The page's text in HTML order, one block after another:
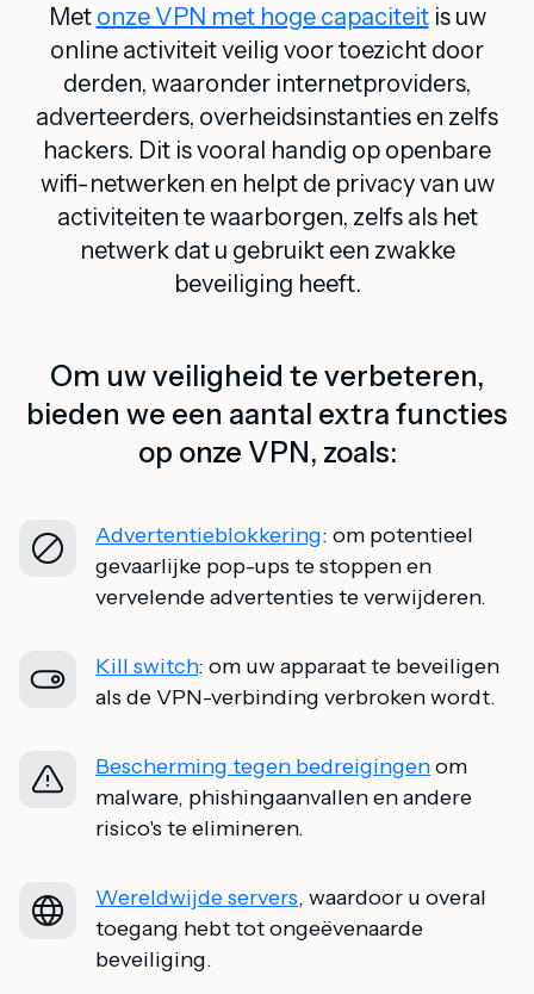
Met onze VPN met hoge capaciteitis uw
online activiteit veilig voor toezicht door
derden, waaronder internetproviders,
adverteerders, overheidsinstanties en zelfs
hackers. Dit is vooral handig op openbare
wifi-netwerken en helpt de privacy van uw
activiteiten te waarborgen, zelfs als het
netwerk dat u gebruikt een zwakke
beveiliging heeft.
Om uw veiligheid te verbeteren,
bieden we een aantal extra functies
op onze VPN, zoals:
Advertentieblokkering: om potentieel
gevaarlijke pop-ups te stoppen en
vervelende advertenties te verwijderen.
Kill switch: om uw apparaat te beveiligen
als de VPN-verbinding verbroken wordt.
Bescherming tegen bedreigingenom
malware, phishingaanvallen en andere
risico's te elimineren.
Wereldwijde servers, waardoor u overal
toegang hebt tot ongeëvenaarde
beveiliging.